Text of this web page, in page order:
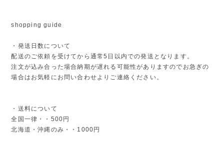
shopping guide
・発送日数について
配送のご依頼を受けてから通常5日以内での発送となります。
注文が込み合った場合納期が遅れる可能性がありますのでお急ぎの
場合はお気軽にお問い合わせよりご連絡ください。
・送料について
全国一律・・500円
北海道・沖縄のみ・・1000円